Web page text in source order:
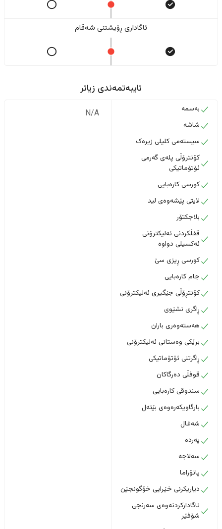
ئاگاداری ڕۆیشتنی شەقام
تایبەتمەندی زیاتر
بەسمە
شاشە
سیستەمی کلیلی زیرەک
کۆنترۆڵی پلەی گەرمی
ئۆتۆماتیکی
کورسی کارەبایی
لایتی پێشەوەی لید
بلاجکتۆر
قفڵکردنی ئەلیکترۆنی
ئەکسیلی دواوە
کورسی ڕیزی سێ
جام کارەبایی
کۆنتڕۆڵی جێگیری ئەلیکترۆنی
ڕاگری نشێوی
هەستەوەری باران
برێکی وەستانی ئەلیکترۆنی
ڕاگرتنی ئۆتۆماتیکی
قوفڵی دەرگاکان
سندوقی کارەبایی
بارگاویکەرەوەی بێتەل
شەغال
پەردە
سەلاجە
پانۆراما
دیاریکرنی خێرایی خۆگونجێن
ئاگادارکردنەوەی سەرنجی
شۆفێر
N/A